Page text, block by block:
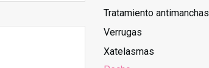
Tratamiento antimanchas
Verrugas
Xatelasmas